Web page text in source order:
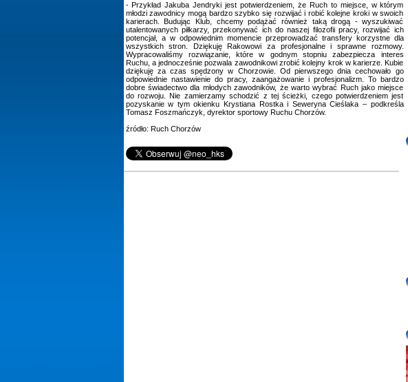
- Przykład Jakuba Jendryki jest potwierdzeniem, że Ruch to miejsce, w którym
młodzi zawodnicy mogą bardzo szybko się rozwijać i robić kolejne kroki w swoich
karierach. Budując Klub, chcemy podążać również taką drogą - wyszukiwać
utalentowanych piłkarzy, przekonywać ich do naszej filozofii pracy, rozwijać ich
potencjał, a w odpowiednim momencie przeprowadzać transfery korzystne dla
wszystkich stron. Dziękuję Rakowowi za profesjonalne i sprawne rozmowy.
Wypracowaliśmy rozwiązanie, które w godnym stopniu zabezpiecza interes
Ruchu, a jednocześnie pozwala zawodnikowi zrobić kolejny krok w karierze. Kubie
dziękuję za czas spędzony w Chorzowie. Od pierwszego dnia cechowało go
odpowiednie nastawienie do pracy, zaangażowanie i profesjonalizm. To bardzo
dobre świadectwo dla młodych zawodników, że warto wybrać Ruch jako miejsce
do rozwoju. Nie zamierzamy schodzić z tej ścieżki, czego potwierdzeniem jest
pozyskanie w tym okienku Krystiana Rostka i Seweryna Cieślaka – podkreśla
Tomasz Foszmańczyk, dyrektor sportowy Ruchu Chorzów.
źródło: Ruch Chorzów